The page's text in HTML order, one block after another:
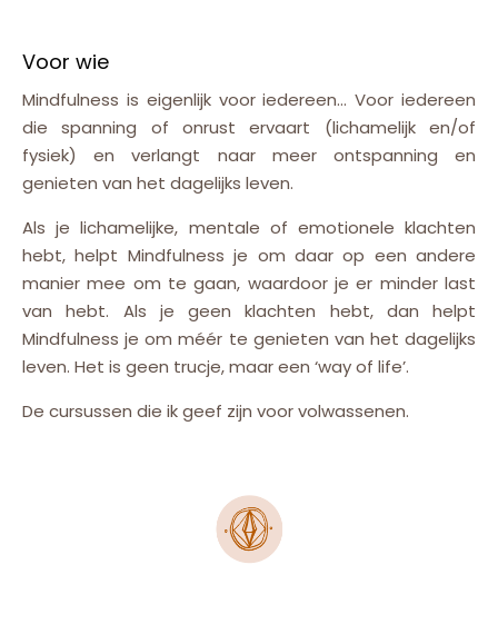
Voor wie
Mindfulness is eigenlijk voor iedereen… Voor iedereen
die spanning of onrust ervaart (lichamelijk en/of
fysiek) en verlangt naar meer ontspanning en
genieten van het dagelijks leven.
Als je lichamelijke, mentale of emotionele klachten
hebt, helpt Mindfulness je om daar op een andere
manier mee om te gaan, waardoor je er minder last
van hebt. Als je geen klachten hebt, dan helpt
Mindfulness je om méér te genieten van het dagelijks
leven. Het is geen trucje, maar een ‘way of life’.
De cursussen die ik geef zijn voor volwassenen.